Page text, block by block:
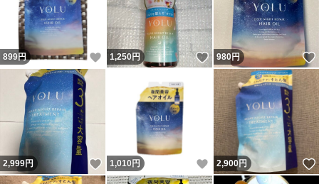
899円 いいね！
1,250円 いいね！
980円
2,999円 いいね！
1,010 円 いいね！
2,900円